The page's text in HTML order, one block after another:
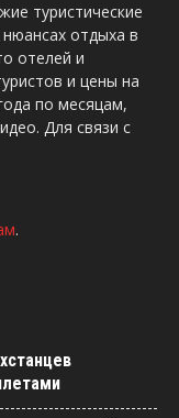
туристические
отдыха в
отелей и
и цены на
по месяцам,
Для связи с
.